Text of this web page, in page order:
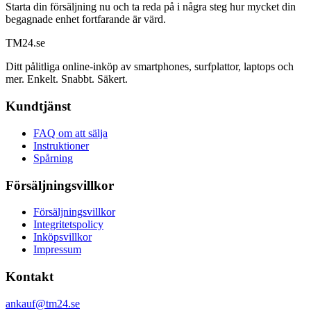
Starta din försäljning nu och ta reda på i några steg hur mycket din
begagnade enhet fortfarande är värd.
TM24.se
Ditt pålitliga online-inköp av smartphones, surfplattor, laptops och
mer. Enkelt. Snabbt. Säkert.
Kundtjänst
FAQ om att sälja
Instruktioner
Spårning
Försäljningsvillkor
Försäljningsvillkor
Integritetspolicy
Inköpsvillkor
Impressum
Kontakt
ankauf@tm24.se